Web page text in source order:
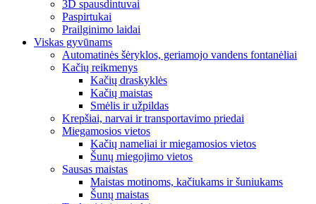
3D spausdintuvai
Paspirtukai
Prailginimo laidai
Viskas gyvūnams
Automatinės šėryklos, geriamojo vandens fontanėliai
Kačių reikmenys
Kačių draskyklės
Kačių maistas
Smėlis ir užpildas
Krepšiai, narvai ir transportavimo priedai
Miegamosios vietos
Kačių nameliai ir miegamosios vietos
Šunų miegojimo vietos
Sausas maistas
Maistas motinoms, kačiukams ir šuniukams
Šunų maistas